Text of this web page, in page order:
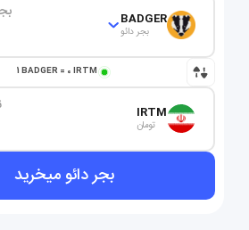
BADGER
بجر دائو
1 BADGER = 0 IRTM
IRTM
تومان
بجر دائو میخرید